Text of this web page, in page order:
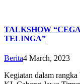
TALKSHOW
TELINGA”
Berita4 March, 2023
Kegiatan dalam